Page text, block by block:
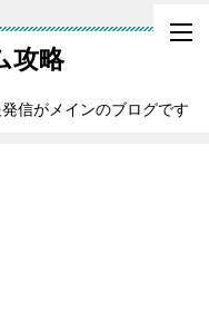
攻略
信がメインのブログです